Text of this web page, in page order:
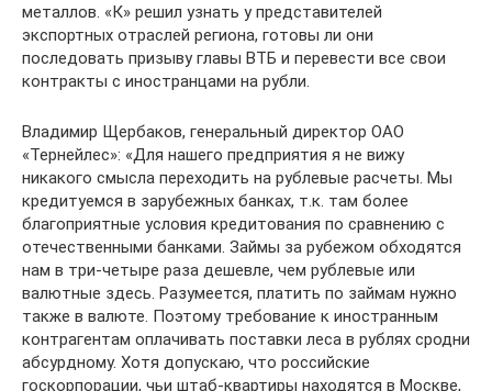
металлов. «К» решил узнать у представителей
экспортных отраслей региона, готовы ли они
последовать призыву главы ВТБ и перевести все свои
контракты с иностранцами на рубли.
Владимир Щербаков, генеральный директор ОАО
«Тернейлес»: «Для нашего предприятия я не вижу
никакого смысла переходить на рублевые расчеты. Мы
кредитуемся в зарубежных банках, т.к. там более
благоприятные условия кредитования по сравнению с
отечественными банками. Займы за рубежом обходятся
нам в три-четыре раза дешевле, чем рублевые или
валютные здесь. Разумеется, платить по займам нужно
также в валюте. Поэтому требование к иностранным
контрагентам оплачивать поставки леса в рублях сродни
абсурдному. Хотя допускаю, что российские
госкорпорации, чьи штаб-квартиры находятся в Москве,